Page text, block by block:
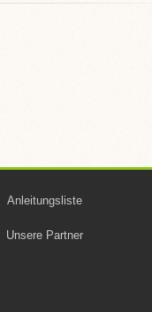
Anleitungsliste
Unsere Partner